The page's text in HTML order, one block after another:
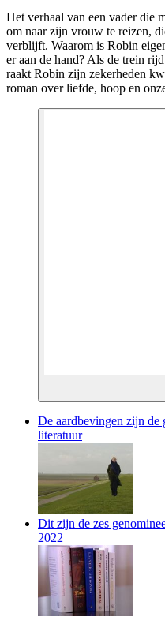
Het verhaal van een vader die
om naar zijn vrouw te reizen,
verblijft. Waarom is Robin
er aan de hand? Als de trein
raakt Robin zijn zekerheden
roman over liefde, hoop en
De aardbevingen zijn de
literatuur
Dit zijn de zes
2022